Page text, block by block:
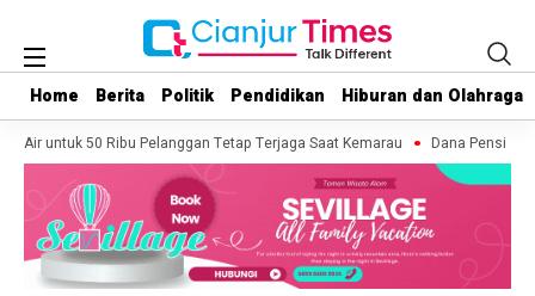
Home Berita Politik Pendidikan Hiburan dan Olahraga
Home Berita Politik Pendidikan Hiburan dan Olahraga
untuk 50 Ribu Pelanggan Tetap Terjaga Saat Kemarau Dana Pensiun